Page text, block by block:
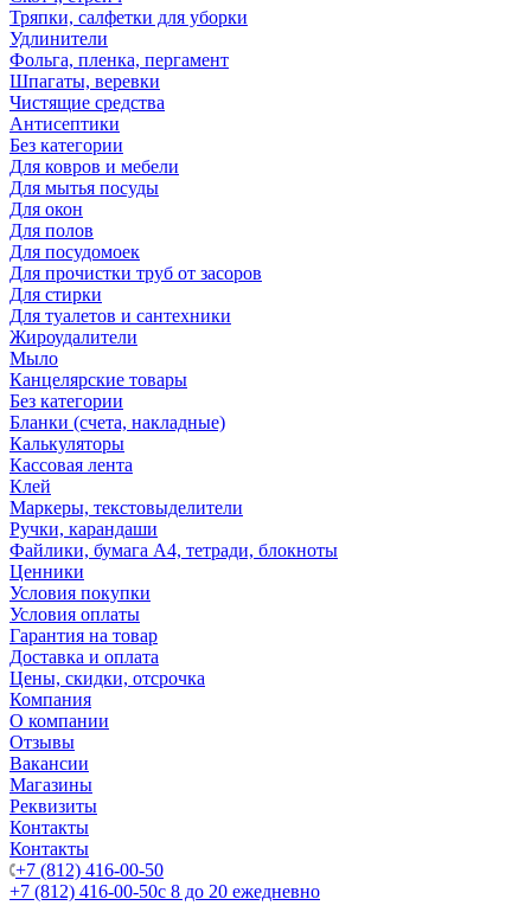
Тряпки, салфетки для уборки
Удлинители
Фольга, пленка, пергамент
Шпагаты, веревки
Чистящие средства
Антисептики
Без категории
Для ковров и мебели
Для мытья посуды
Для окон
Для полов
Для посудомоек
Для прочистки труб от засоров
Для стирки
Для туалетов и сантехники
Жироудалители
Мыло
Канцелярские товары
Без категории
Бланки (счета, накладные)
Калькуляторы
Кассовая лента
Клей
Маркеры, текстовыделители
Ручки, карандаши
Файлики, бумага А4, тетради, блокноты
Ценники
Условия покупки
Условия оплаты
Гарантия на товар
Доставка и оплата
Цены, скидки, отсрочка
Компания
О компании
Отзывы
Вакансии
Магазины
Реквизиты
Контакты
Контакты
+7 (812) 416-00-50
+7 (812) 416-00-50с 8 до 20 ежедневно